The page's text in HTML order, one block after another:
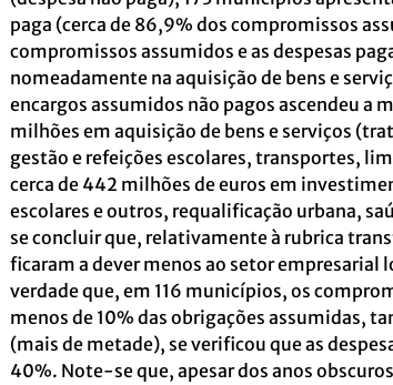
paga (cerca de 86,9% dos compromissos
compromissos assumidos e as despesas
nomeadamente na aquisição de bens e
encargos assumidos não pagos ascendeu a
milhões em aquisição de bens e serviços
gestão e refeições escolares, transportes,
cerca de 442 milhões de euros em
escolares e outros, requalificação urbana,
se concluir que, relativamente à rubrica
ficaram a dever menos ao setor empresarial
verdade que, em 116 municípios, os
menos de 10% das obrigações assumidas,
(mais de metade), se verificou que as
40%. Note-se que, apesar dos anos